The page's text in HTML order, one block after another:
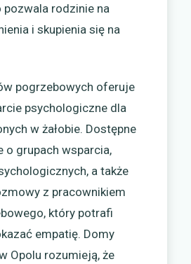
pozwala rodzinie na
i skupienia się na
pogrzebowych oferuje
psychologiczne dla
w żałobie. Dostępne
o grupach wsparcia,
a także
z pracownikiem
który potrafi
empatię. Domy
Opolu rozumieją, że